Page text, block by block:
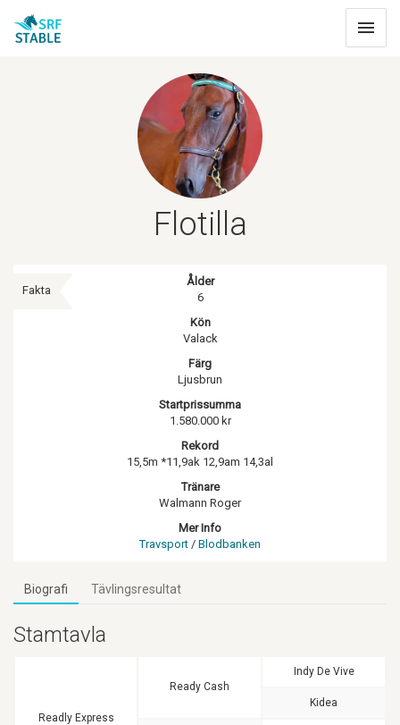
Toggle
Flotilla
Fakta
Ålder
6
Kön
Valack
Färg
Ljusbrun
Startprissumma
1.580.000 kr
Rekord
15,5m *11,9ak 12,9am 14,3al
Tränare
Walmann Roger
Mer Info
Travsport / Blodbanken
Biografi Tävlingsresultat
Stamtavla
Readly Express
Ready Cash
Indy De Vive
Kidea